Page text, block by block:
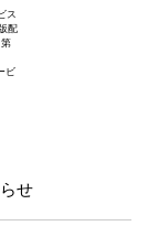
ス
配
ビ
せ